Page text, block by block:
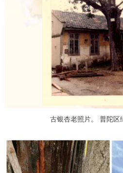
古银杏老照片。 普陀区